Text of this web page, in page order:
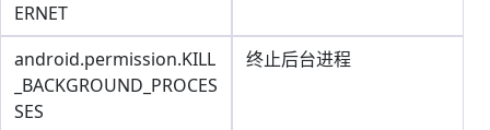
ERNET
android.permission.KILL
_BACKGROUND_PROCES
SES
终止后台进程